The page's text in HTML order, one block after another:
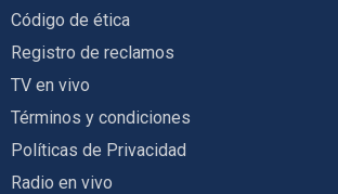
Código de ética
Registro de reclamos
TV en vivo
Términos y condiciones
Políticas de Privacidad
Radio en vivo